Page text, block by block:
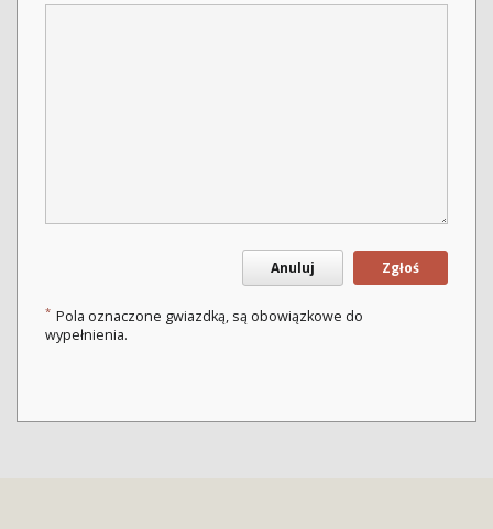
Anuluj Zgłoś
* Pola oznaczone gwiazdką, są obowiązkowe do
wypełnienia.